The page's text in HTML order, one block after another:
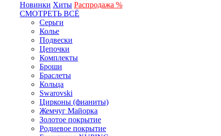
Новинки Хиты Распродажа %
СМОТРЕТЬ ВСЁ
Серьги
Колье
Подвески
Цепочки
Комплекты
Броши
Браслеты
Кольца
Swarovski
Цирконы (фианиты)
Жемчуг Майорка
Золотое покрытие
Родиевое покрытие